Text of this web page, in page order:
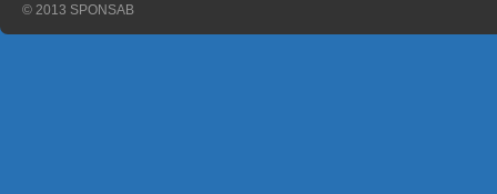
© 2013 SPONSAB